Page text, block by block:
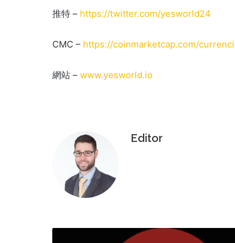
推特 – https://twitter.com/yesworld24
CMC – https://coinmarketcap.com/
網站 – www.yesworld.io
Editor